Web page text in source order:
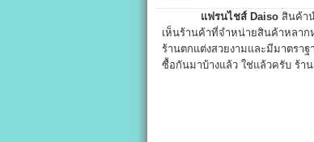
แฟรนไชส์ Daiso สินค้า
เห็นร้านค้าที่จำหน่ายสินค้าหลา
ร้านตกแต่งสวยงามและมีมาตราฐ
ซื้อกันมาบ้างแล้ว ใช่แล้วครับ ร้า